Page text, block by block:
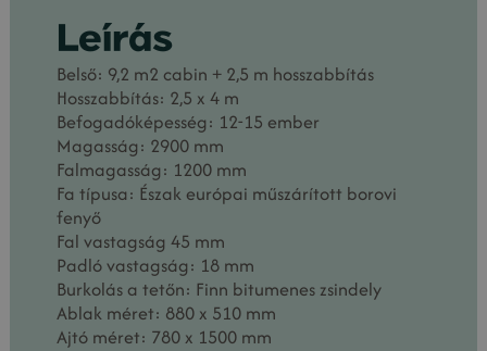
Leírás
Belső: 9,2 m2 cabin + 2,5 m hosszabbítás
Hosszabbítás: 2,5 x 4 m
Befogadóképesség: 12-15 ember
Magasság: 2900 mm
Falmagasság: 1200 mm
Fa típusa: Észak európai műszárított borovi
fenyő
Fal vastagság 45 mm
Padló vastagság: 18 mm
Burkolás a tetőn: Finn bitumenes zsindely
Ablak méret: 880 x 510 mm
Ajtó méret: 780 x 1500 mm